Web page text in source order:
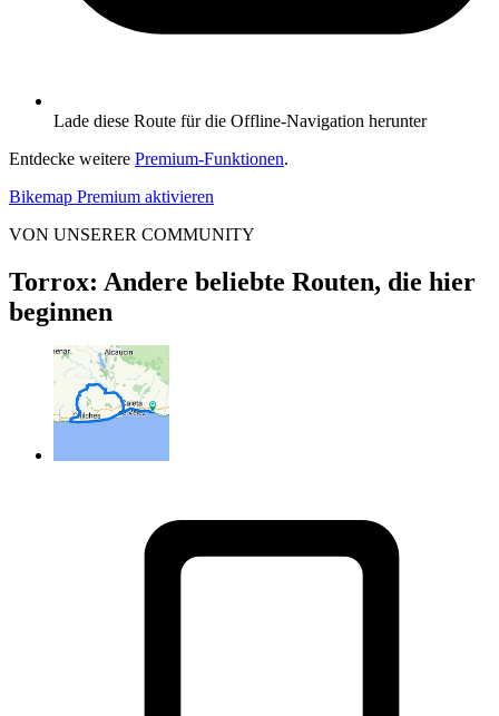
Lade diese Route für die Offline-Navigation herunter
Entdecke weitere Premium-Funktionen.
Bikemap Premium aktivieren
VON UNSERER COMMUNITY
Torrox: Andere beliebte Routen, die hier
beginnen